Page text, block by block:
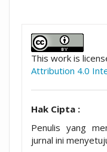
This work is
Attribution 4.0
Hak Cipta :
Penulis yang
jurnal ini